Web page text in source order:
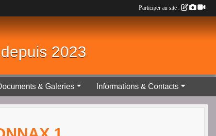
2023
& Galeries Informations & Contacts
Participer au site :